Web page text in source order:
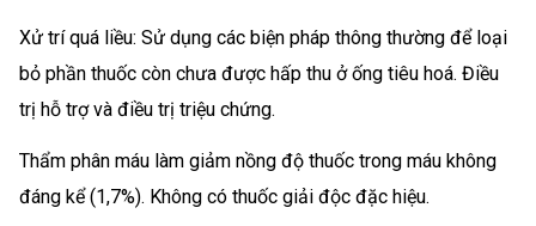
Xử trí quá liều: Sử dụng các biện pháp thông thường để loại
bỏ phần thuốc còn chưa được hấp thu ở ống tiêu hoá. Điều
trị hỗ trợ và điều trị triệu chứng.
Thẩm phân máu làm giảm nồng độ thuốc trong máu không
đáng kể (1,7%). Không có thuốc giải độc đặc hiệu.